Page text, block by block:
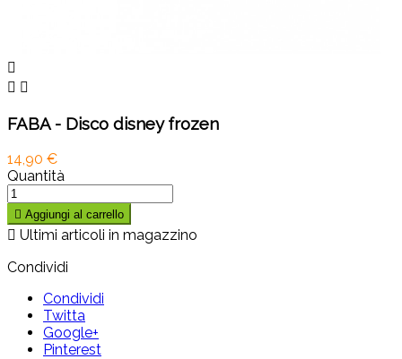

 
FABA - Disco disney frozen
14,90 €
Quantità
 Aggiungi al carrello
 Ultimi articoli in magazzino
Condividi
Condividi
Twitta
Google+
Pinterest